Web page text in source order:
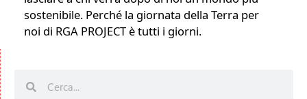
sostenibile. Perché la giornata della Terra per
noi di RGA PROJECTè tutti i giorni.